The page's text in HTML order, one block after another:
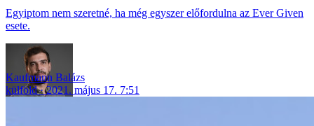
Egyiptom nem szeretné, ha még egyszer előfordulna az Ever Given
esete.
Kaufmann Balázs
külföld
2021. május 17. 7:51